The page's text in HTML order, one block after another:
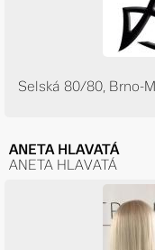
Selská 80/80, Brno-
ANETA HLAVATÁ
ANETA HLAVATÁ